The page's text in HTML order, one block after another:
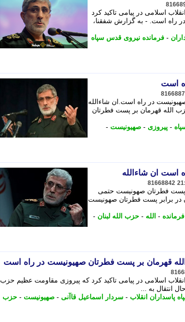
اسلامی در پیامی تاکید کرد
راه است. - به گزارش شفقنا،
- فرمانده نیروی قدس سپاه
است
در راه است.ان شاءالله
الله قهرمان بر پست فطرتان
- پیروزی - صهیونیست -
است ان شاءالله
81668842
پست فطرتان صهونیست حتمی
در برابر پست فطرتان صهونیست
فرمانده - الله - حزب الله لبنان -
قهرمان بر پست فطرتان صهیونیست در راه است
اسلامی در پیامی تاکید کرد که پیروزی مقاومت عظیم حزب
اﻧﺘﻘﺎل ﺑﻪ ...
پاسداران انقلاب - سردار اسماعیل قاآنی - صهیونیست - حزب